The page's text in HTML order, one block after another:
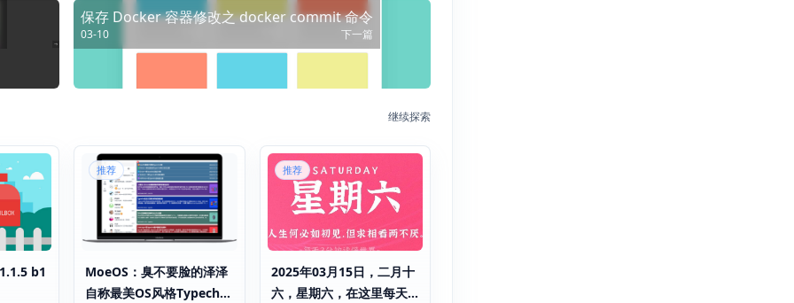
保存 Docker 容器修改之 docker commit 命令
03-10 下一篇
继续探索
b1
推荐
MoeOS：臭不要脸的泽泽
自称最美OS风格Typecho
推荐
2025年03月15日，二月十
六，星期六，在这里每天